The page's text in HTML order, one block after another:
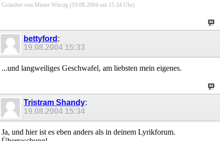
Geändert von Mister Würzig (19.08.2004 um 15:34 Uhr)
bettyford :
19.08.2004 15:33
...und langweiliges Geschwafel, am liebsten mein eigenes.
Tristram Shandy:
19.08.2004 15:34
Ja, und hier ist es eben anders als in deinem Lyrikforum.